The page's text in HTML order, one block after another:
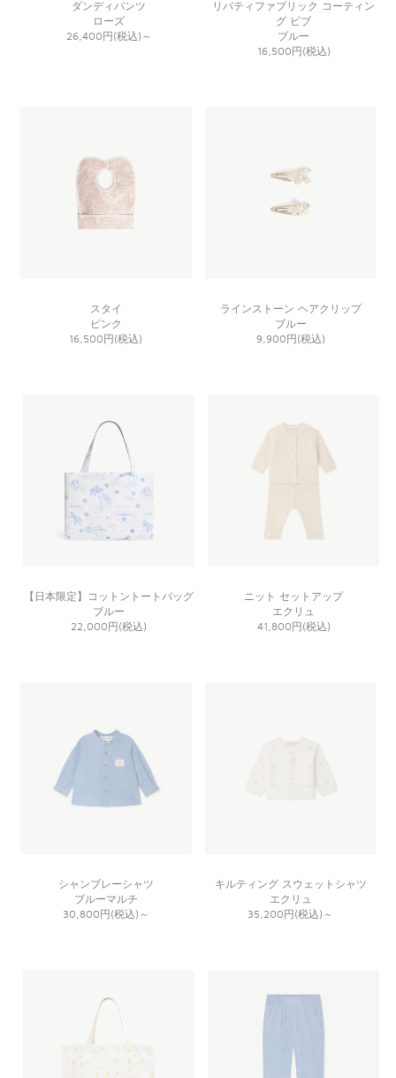
ダンディパンツ
ローズ
26,400円(税込) ～
リバティファブリック コーティン
グ ビブ
ブルー
16,500円(税込)
スタイ
ピンク
16,500円(税込)
ラインストーン ヘアクリップ
ブルー
9,900円(税込)
【日本限定】コットントートバッグ
ブルー
22,000円(税込)
ニット セットアップ
エクリュ
41,800円(税込)
シャンブレーシャツ
ブルーマルチ
30,800円(税込) ～
キルティング スウェットシャツ
エクリュ
35,200円(税込) ～